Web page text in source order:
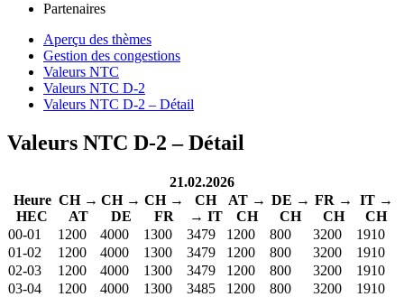
Partenaires
Aperçu des thèmes
Gestion des congestions
Valeurs NTC
Valeurs NTC D-2
Valeurs NTC D-2 – Détail
Valeurs NTC D-2 – Détail
21.02.2026
Heure
HEC
CH →
AT
CH →
DE
CH →
FR
CH
→ IT
AT →
CH
DE →
CH
FR →
CH
IT →
CH
00-01
1200 4000 1300 3479 1200 800 3200
1910
01-02
1200 4000 1300 3479 1200 800 3200
1910
02-03
1200 4000 1300 3479 1200 800 3200
1910
03-04
1200 4000 1300 3485 1200 800 3200
1910